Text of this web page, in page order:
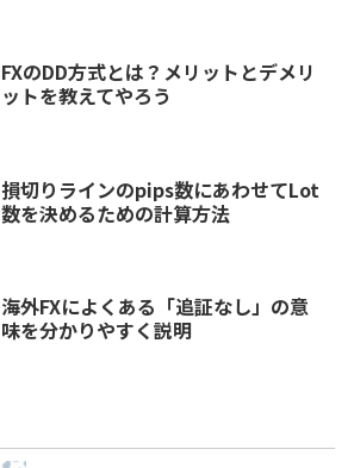
FXのDD方式とは？メリットとデメリ
ットを教えてやろう
損切りラインのpips数にあわせてLot
数を決めるための計算方法
海外FXによくある「追証なし」の意
味を分かりやすく説明